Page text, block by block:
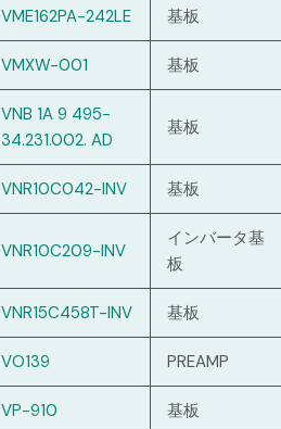
VME162PA-242LE 基板
VMXW-001 基板
VNB 1A 9 495-
34.231.002. AD
基板
VNR10C042-INV 基板
VNR10C209-INV
インバータ基
板
VNR15C458T-INV 基板
VO139 PREAMP
VP-910 基板